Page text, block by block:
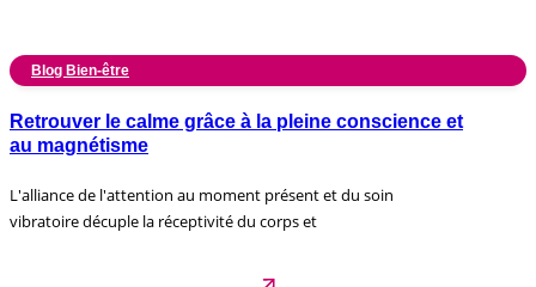
Blog Bien-être
Retrouver le calme grâce à la pleine conscience et
au magnétisme
L'alliance de l'attention au moment présent et du soin
vibratoire décuple la réceptivité du corps et